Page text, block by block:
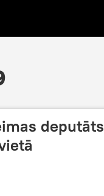
deputāts